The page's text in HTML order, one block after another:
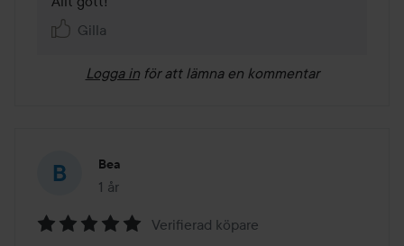
Gilla
Logga in för att lämna en kommentar
Bea
1 år
Inlägget skapades 1 år
Verifierad köpare